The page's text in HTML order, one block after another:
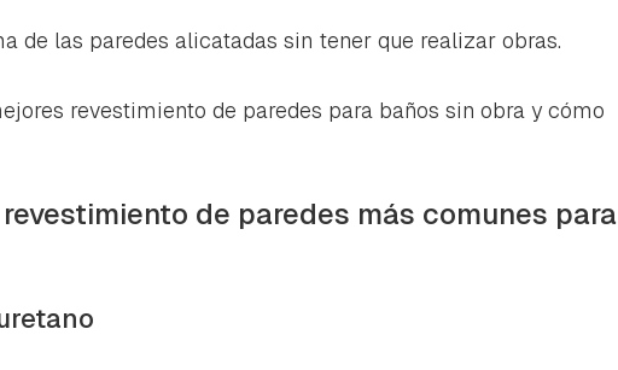
INICIAR SESIÓN CANCELAR
de las paredes alicatadas sin tener que realizar obras.
revestimiento de paredes para baños sin obra y cómo
de paredes más comunes para
enviado
ACEPTAR